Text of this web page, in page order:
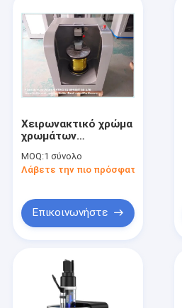
Χειρωνακτικό χρώμα
χρωμάτων
καθιστά το
γυροσκόπιο μηχανών
να χρωματίσει τη
μηχανή μίξης
MOQ:1 σύνολο
Λάβετε την πιο πρόσφατη τιμή
Επικοινωνήστε